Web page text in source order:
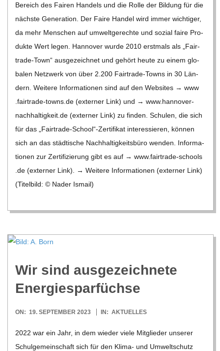
Bereich des Fai­ren Han­dels und die Rolle der Bil­dung für die
nächste Gene­ra­tion. Der Faire Han­del wird immer wich­ti­ger,
da mehr Men­schen auf umwelt­ge­rechte und sozial faire Pro­
dukte Wert legen. Han­no­ver wurde 2010 erst­mals als „Fair­­
trade-Town“ aus­ge­zeich­net und gehört heute zu einem glo­
ba­len Netz­werk von über 2.200 Fair­­trade-Towns in 30 Län­
dern. Wei­tere Infor­ma­tio­nen sind auf den Web­sites → www​
.fair​trade​-towns​.de (exter­ner Link) und → www​.han​no​ver​-
nach​hal​tig​keit​.de (exter­ner Link) zu fin­den. Schu­len, die sich
für das „Fairtrade-School“-Zertifikat inter­es­sie­ren, kön­nen
sich an das städ­ti­sche Nach­hal­tig­keits­büro wen­den. Infor­ma­
tio­nen zur Zer­ti­fi­zie­rung gibt es auf → www​.fair​trade​-schools​
.de (exter­ner Link). → Wei­tere Infor­ma­tio­nen (exter­ner Link)
(Titel­bild: © Nader Ismail)
Wir sind aus­ge­zeich­nete
Energiesparfüchse
2023-
ON: 19. SEPTEMBER 2023 IN: AKTUELLES
2022 war ein Jahr, in dem wie­der viele Mit­glie­der unse­rer
Schul­ge­mein­schaft sich für den Klima- und Umwelt­schutz